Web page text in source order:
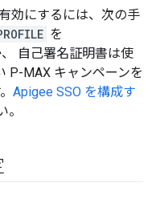
効にするには、次の手
を
自己署名証明書は使
P-MAX キャンペーンを
Apigee SSO を構成す